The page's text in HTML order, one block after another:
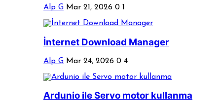
Alp G Mar 21, 2026 0 1
İnternet Download Manager
Alp G Mar 24, 2026 0 4
Ardunio ile Servo motor kullanma